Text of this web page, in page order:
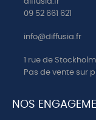
09 52 661 621
info@diffusia.fr
1 rue de
Pas de vente sur
NOS